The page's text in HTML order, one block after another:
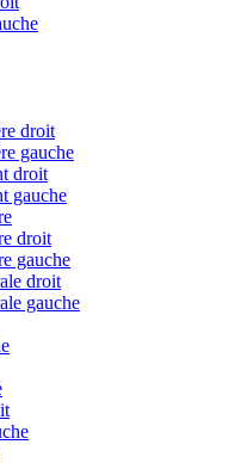
droit
gauche
droit
gauche
droit
gauche
droit
gauche